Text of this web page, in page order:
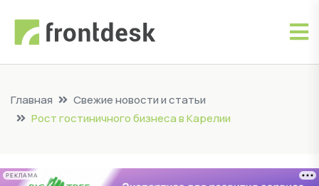
Главная
Свежие новости и статьи
Рост гостиничного бизнеса в Карелии
РЕКЛАМА